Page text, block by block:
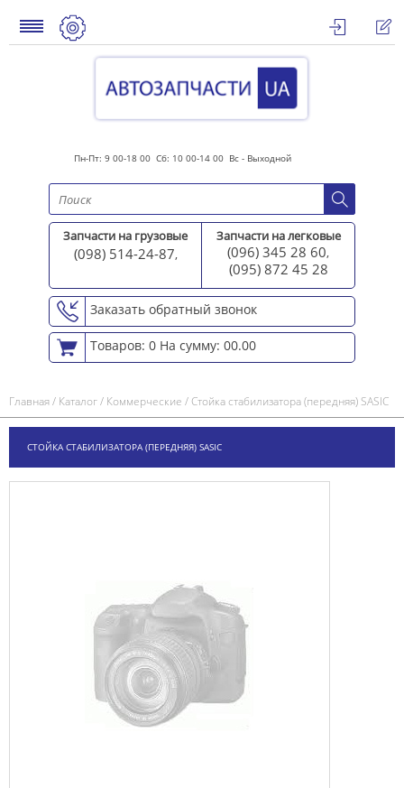
Пн-Пт: 9 00-18 00 Сб: 10 00-14 00 Вс - Выходной
Запчасти на грузовые
(098) 514-24-87,
Запчасти на легковые
(096) 345 28 60,
(095) 872 45 28
Заказать обратный звонок
Товаров: 0 На сумму: 00.00
Главная/ Каталог/ Коммерческие /Стойка стабилизатора (передняя) SASIC
СТОЙКА СТАБИЛИЗАТОРА (ПЕРЕДНЯЯ) SASIC